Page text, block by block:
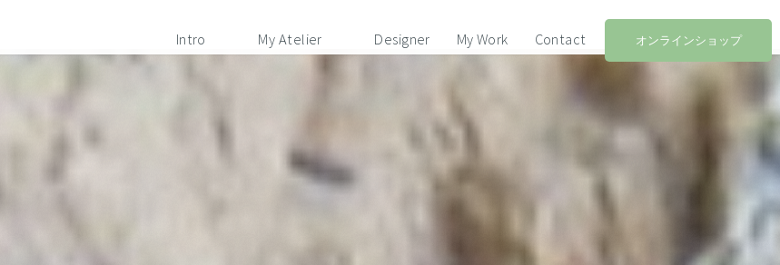
Intro My Atelier Designer My Work Contact オンラインショップ